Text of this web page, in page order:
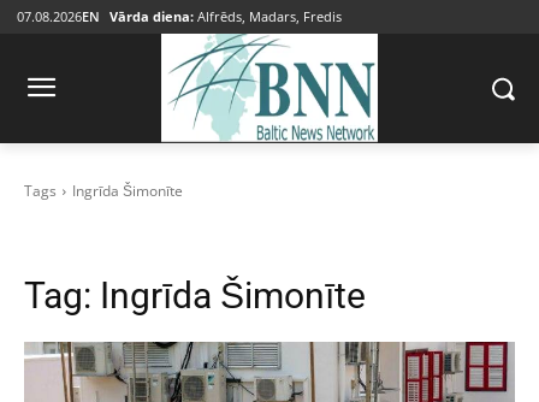
07.08.2026EN Vārda diena: Alfrēds, Madars, Fredis
Tags Ingrīda Šimonīte
Tag: Ingrīda Šimonīte